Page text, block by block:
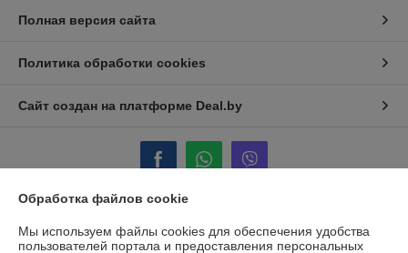
Полная версия сайта
Политика обработки cookies
Сайт создан на платформе Deal.by
Информация для покупателя
Обработка файлов cookie
Мы используем файлы cookies для обеспечения удобства
пользователей портала и предоставления персональных